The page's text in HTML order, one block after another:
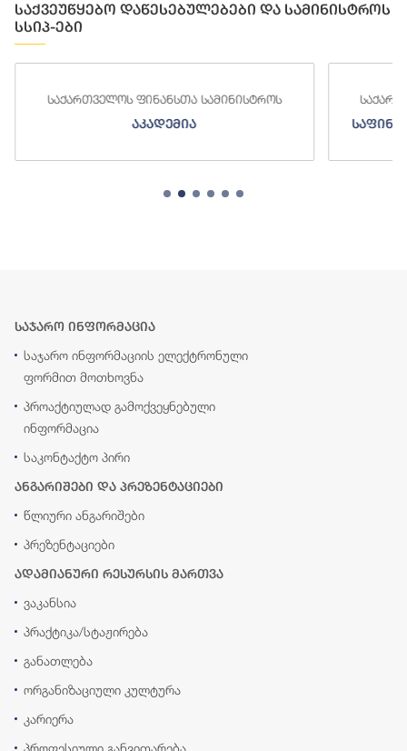
საქვეუწყებო დაწესებულებები და სამინისტროს
სსიპ-ები
საქართველოს ფინანსთა სამინისტროს
აკადემია
საჯარო ინფორმაცია
საჯარო ინფორმაციის ელექტრონული
ფორმით მოთხოვნა
პროაქტიულად გამოქვეყნებული
ინფორმაცია
საკონტაქტო პირი
ანგარიშები და პრეზენტაციები
წლიური ანგარიშები
პრეზენტაციები
ადამიანური რესურსის მართვა
ვაკანსია
პრაქტიკა/სტაჟირება
განათლება
ორგანიზაციული კულტურა
კარიერა